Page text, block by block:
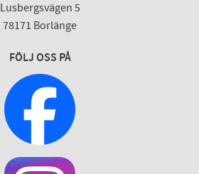
Lusbergsvägen 5
78171 Borlänge
FÖLJ OSS PÅ